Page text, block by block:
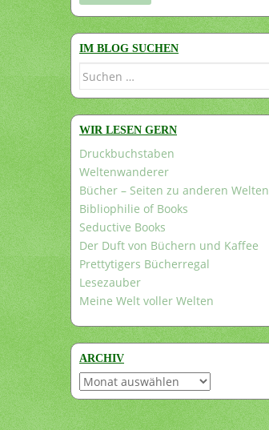
IM BLOG SUCHEN
Suchen
WIR LESEN GERN
Druckbuchstaben
Weltenwanderer
Bücher – Seiten zu anderen Welten
Bibliophilie of Books
Seductive Books
Der Duft von Büchern und Kaffee
Prettytigers Bücherregal
Lesezauber
Meine Welt voller Welten
ARCHIV
Archiv